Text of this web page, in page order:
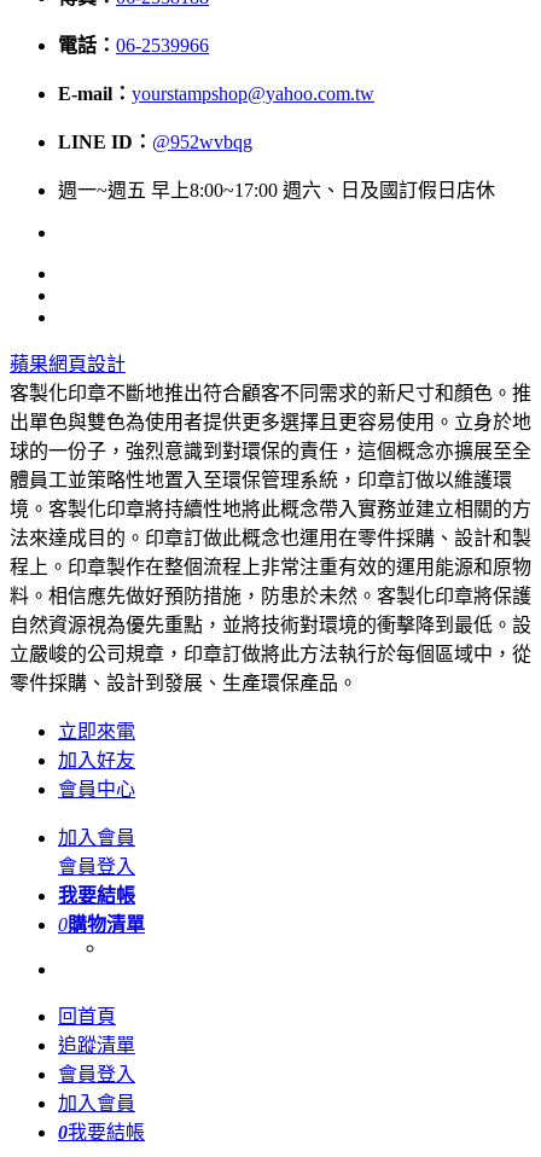
電話： 06-2539966
E-mail： yourstampshop@yahoo.com.tw
LINE ID： @952wvbqg
週一~週五 早上8:00~17:00 週六、日及國訂假日店休
蘋果網頁設計
客製化印章不斷地推出符合顧客不同需求的新尺寸和顏色。推
出單色與雙色為使用者提供更多選擇且更容易使用。立身於地
球的一份子，強烈意識到對環保的責任，這個概念亦擴展至全
體員工並策略性地置入至環保管理系統，印章訂做以維護環
境。客製化印章將持續性地將此概念帶入實務並建立相關的方
法來達成目的。印章訂做此概念也運用在零件採購、設計和製
程上。印章製作在整個流程上非常注重有效的運用能源和原物
料。相信應先做好預防措施，防患於未然。客製化印章將保護
自然資源視為優先重點，並將技術對環境的衝擊降到最低。設
立嚴峻的公司規章，印章訂做將此方法執行於每個區域中，從
零件採購、設計到發展、生產環保產品。
立即來電
加入好友
會員中心
加入會員
會員登入
我要結帳
0購物清單
回首頁
追蹤清單
會員登入
加入會員
0我要結帳